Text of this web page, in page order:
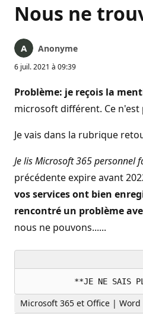
Nous ne
Anonyme
6 juil. 2021 à 09:39
Problème: je reçois la
microsoft différent. Ce n'est
Je vais dans la rubrique
Je lis Microsoft 365
précédente expire avant
vos services ont bien
rencontré un problème
nous ne pouvons......
Microsoft 365 et Office |